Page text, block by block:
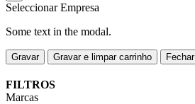
Seleccionar Empresa
Some text in the modal.
Gravar Gravar e limpar carrinho Fechar
FILTROS
Marcas